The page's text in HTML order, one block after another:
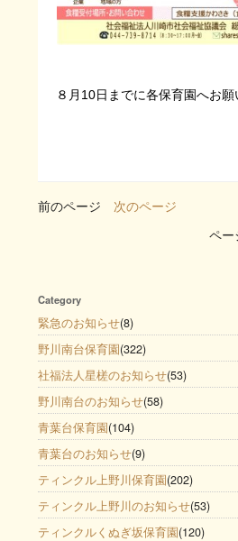
８月10日までに各保育園へお願
前のページ
次のページ
ペー
Category
緊急のお知らせ(8)
野川南台保育園(322)
社福法人星槎のお知らせ(53)
野川南台のお知らせ(58)
青葉台保育園(104)
青葉台のお知らせ(9)
ティンクル上野川保育園(202)
ティンクル上野川のお知らせ(53)
ティンクルくぬぎ坂保育園(120)